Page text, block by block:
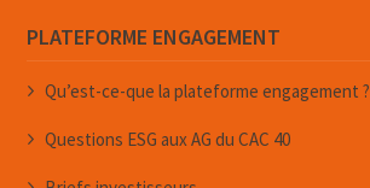
PLATEFORME ENGAGEMENT
Qu’est-ce-que la plateforme engagement ?
Questions ESG aux AG du CAC 40